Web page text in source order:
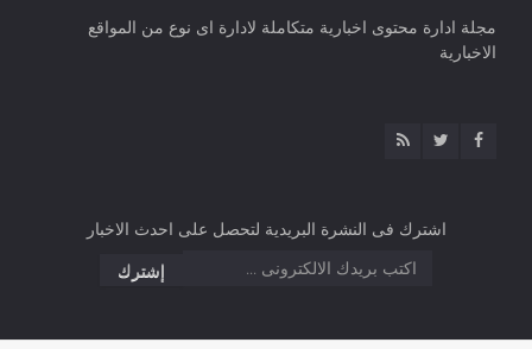
مجلة ادارة محتوى اخبارية متكاملة لادارة اى نوع من المواقع
الاخبارية
اشترك فى النشرة البريدية لتحصل على احدث الاخبار